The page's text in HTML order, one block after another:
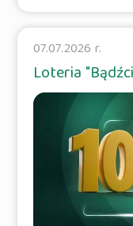
07.07.2026 r.
Loteria